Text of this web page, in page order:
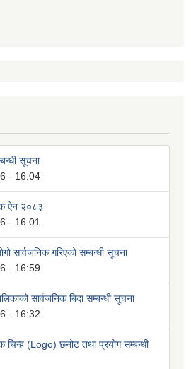
सूचना
- 16:04
ऐन २०८३
- 16:01
सार्वजनिक गरिएको सम्बन्धी सूचना
- 16:59
सार्वजनिक बिदा सम्बन्धी सूचना
- 16:32
चिन्ह (Logo) छनोट तथा प्रयोग सम्बन्धी